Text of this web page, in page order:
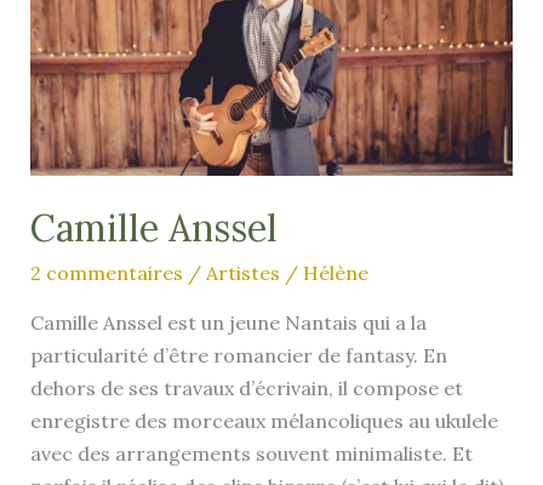
Camille Anssel
2 commentaires / Artistes / Hélène
Camille Anssel est un jeune Nantais qui a la
particularité d’être romancier de fantasy. En
dehors de ses travaux d’écrivain, il compose et
enregistre des morceaux mélancoliques au ukulele
avec des arrangements souvent minimaliste. Et